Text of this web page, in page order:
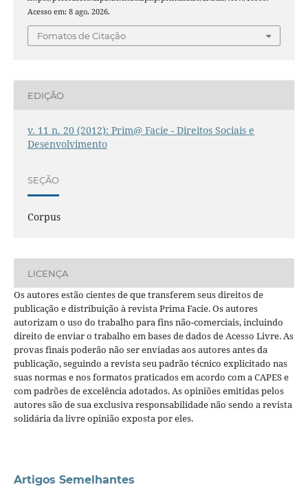
Acesso em: 8 ago. 2026.
Fomatos de Citação
EDIÇÃO
v. 11 n. 20 (2012): Prim@ Facie - Direitos Sociais e
Desenvolvimento
SEÇÃO
Corpus
LICENÇA
Os autores estão cientes de que transferem seus direitos de
publicação e distribuição à revista Prima Facie. Os autores
autorizam o uso do trabalho para fins não-comerciais, incluindo
direito de enviar o trabalho em bases de dados de Acesso Livre. As
provas finais poderão não ser enviadas aos autores antes da
publicação, seguindo a revista seu padrão técnico explicitado nas
suas normas e nos formatos praticados em acordo com a CAPES e
com padrões de excelência adotados. As opiniões emitidas pelos
autores são de sua exclusiva responsabilidade não sendo a revista
solidária da livre opinião exposta por eles.
Artigos Semelhantes